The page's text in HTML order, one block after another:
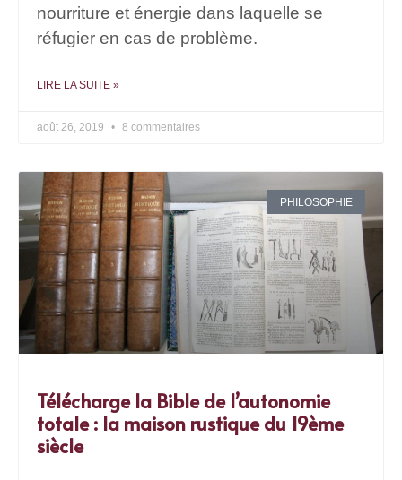
nourriture et énergie dans laquelle se
réfugier en cas de problème.
LIRE LA SUITE »
août 26, 2019 8 commentaires
PHILOSOPHIE
Télécharge la Bible de l’autonomie
totale : la maison rustique du 19ème
siècle